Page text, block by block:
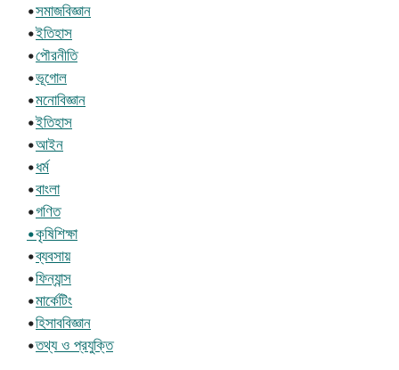
•সমাজবিজ্ঞান
•ইতিহাস
•পৌরনীতি
•ভূগোল
•মনোবিজ্ঞান
•ইতিহাস
•আইন
•ধর্ম
•বাংলা
•গণিত
•কৃষিশিক্ষা
•ব্যবসায়
•ফিন্যান্স
•মার্কেটিং
•হিসাববিজ্ঞান
•তথ্য ও প্রযুক্তি